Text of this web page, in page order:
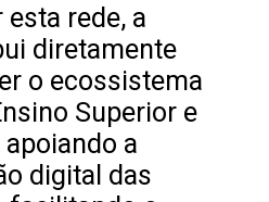
rede, a
diretamente
o ecossistema
Superior e
a
digital das